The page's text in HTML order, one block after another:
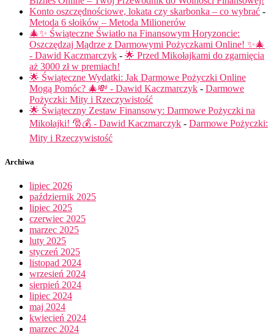
Konto oszczędnościowe, lokata czy skarbonka – co wybrać -
Metoda 6 słoików – Metoda Milionerów
🎄✨ Świąteczne Światło na Finansowym Horyzoncie:
Oszczędzaj Mądrze z Darmowymi Pożyczkami Online! ✨🎄
- Dawid Kaczmarczyk - 🌟 Przed Mikołajkami do zgarnięcia
aż 3000 zł w premiach!
🌟 Świąteczne Wydatki: Jak Darmowe Pożyczki Online
Mogą Pomóc? 🎄💸 - Dawid Kaczmarczyk - Darmowe
Pożyczki: Mity i Rzeczywistość
🌟 Świąteczny Zestaw Finansowy: Darmowe Pożyczki na
Mikołajki! 🎅💰 - Dawid Kaczmarczyk - Darmowe Pożyczki:
Mity i Rzeczywistość
Archiwa
lipiec 2026
październik 2025
lipiec 2025
czerwiec 2025
marzec 2025
luty 2025
styczeń 2025
listopad 2024
wrzesień 2024
sierpień 2024
lipiec 2024
maj 2024
kwiecień 2024
marzec 2024